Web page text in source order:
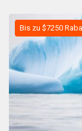
Bis zu $7250